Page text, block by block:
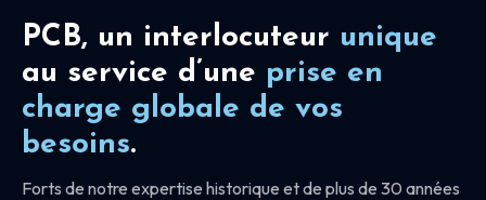
PCB, un interlocuteur unique
au service d’une prise en
charge globale de vos
besoins.
Forts de notre expertise historique et de plus de 30 années